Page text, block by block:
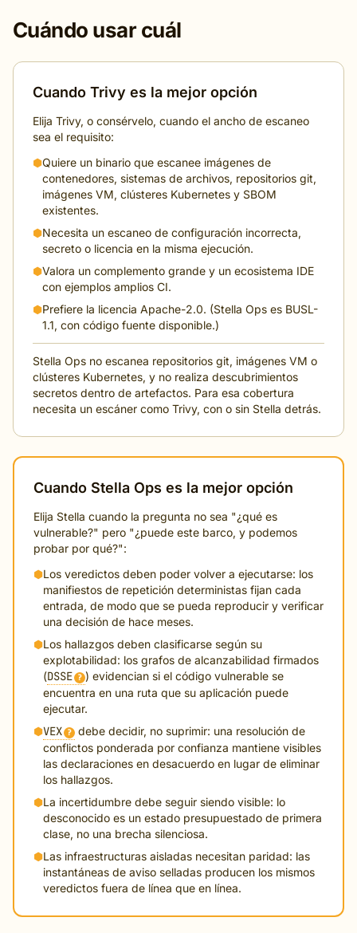
Cuándo usar cuál
Cuando Trivy es la mejor opción
Elija Trivy, o consérvelo, cuando el ancho de escaneo
sea el requisito:
⬢Quiere un binario que escanee imágenes de
contenedores, sistemas de archivos, repositorios git,
imágenes VM, clústeres Kubernetes y SBOM
existentes.
⬢Necesita un escaneo de configuración incorrecta,
secreto o licencia en la misma ejecución.
⬢Valora un complemento grande y un ecosistema IDE
con ejemplos amplios CI.
⬢Prefiere la licencia Apache-2.0. (Stella Ops es BUSL-
1.1, con código fuente disponible.)
Stella Ops no escanea repositorios git, imágenes VM o
clústeres Kubernetes, y no realiza descubrimientos
secretos dentro de artefactos. Para esa cobertura
necesita un escáner como Trivy, con o sin Stella detrás.
Cuando Stella Ops es la mejor opción
Elija Stella cuando la pregunta no sea "¿qué es
vulnerable?" pero "¿puede este barco, y podemos
probar por qué?":
⬢Los veredictos deben poder volver a ejecutarse: los
manifiestos de repetición deterministas fijan cada
entrada, de modo que se pueda reproducir y verificar
una decisión de hace meses.
⬢Los hallazgos deben clasificarse según su
explotabilidad: los grafos de alcanzabilidad firmados
(DSSE ? ) evidencian si el código vulnerable se
encuentra en una ruta que su aplicación puede
ejecutar.
⬢VEX ?
debe decidir, no suprimir: una resolución de
conflictos ponderada por confianza mantiene visibles
las declaraciones en desacuerdo en lugar de eliminar
los hallazgos.
⬢La incertidumbre debe seguir siendo visible: lo
desconocido es un estado presupuestado de primera
clase, no una brecha silenciosa.
⬢Las infraestructuras aisladas necesitan paridad: las
instantáneas de aviso selladas producen los mismos
veredictos fuera de línea que en línea.